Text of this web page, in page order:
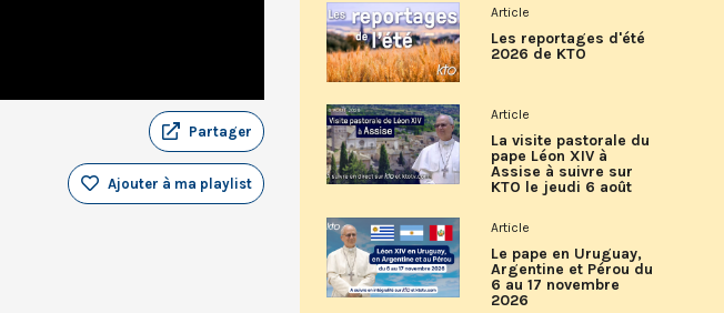
Partager
Ajouter à ma playlist
Article
Les reportages d'été
2026 de KTO
Article
La visite pastorale du
pape Léon XIV à
Assise à suivre sur
KTO le jeudi 6 août
Article
Le pape en Uruguay,
Argentine et Pérou du
6 au 17 novembre
2026